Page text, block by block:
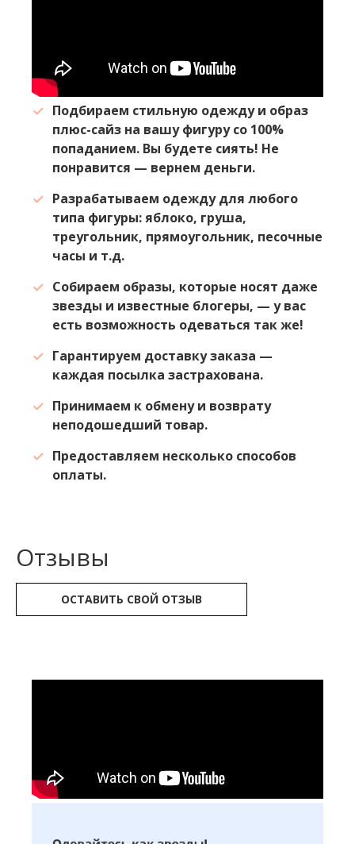
Подбираем стильную одежду и образ
плюс-сайз на вашу фигуру со 100%
попаданием. Вы будете сиять! Не
понравится — вернем деньги.
Разрабатываем одежду для любого
типа фигуры: яблоко, груша,
треугольник, прямоугольник, песочные
часы и т.д.
Собираем образы, которые носят даже
звезды и известные блогеры, — у вас
есть возможность одеваться так же!
Гарантируем доставку заказа —
каждая посылка застрахована.
Принимаем к обмену и возврату
неподошедший товар.
Предоставляем несколько способов
оплаты.
Отзывы
ОСТАВИТЬ СВОЙ ОТЗЫВ